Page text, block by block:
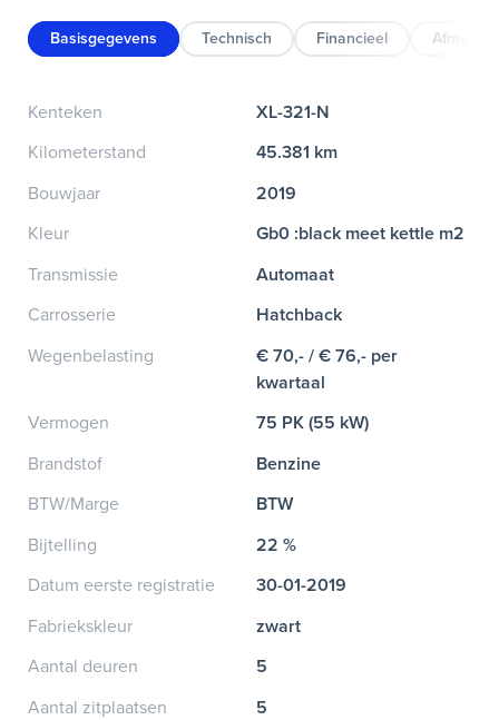
Basisgegevens Technisch Financieel
Kenteken
XL-321-N
Kilometerstand
45.381 km
Bouwjaar
2019
Kleur
Gb0 :black meet kettle m2
Transmissie
Automaat
Carrosserie
Hatchback
Wegenbelasting
€ 70,- / € 76,- per
kwartaal
Vermogen
75 PK (55 kW)
Brandstof
Benzine
BTW/Marge
BTW
Bijtelling
22 %
Datum eerste registratie
30-01-2019
Fabriekskleur
zwart
Aantal deuren
5
Aantal zitplaatsen
5